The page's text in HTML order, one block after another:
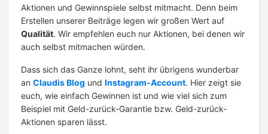
Aktionen und Gewinnspiele selbst mitmacht. Denn beim
Erstellen unserer Beiträge legen wir großen Wert auf
Qualität. Wir empfehlen euch nur Aktionen, bei denen wir
auch selbst mitmachen würden.
Dass sich das Ganze lohnt, seht ihr übrigens wunderbar
an Claudis Blog und Instagram-Account. Hier zeigt sie
euch, wie einfach Gewinnen ist und wie viel sich zum
Beispiel mit Geld-zurück-Garantie bzw. Geld-zurück-
Aktionen sparen lässt.